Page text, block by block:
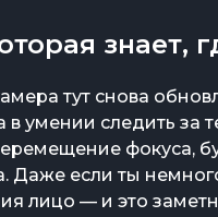
знает,
тут снова
в умении следить за
фокуса,
Даже если ты
лицо — и это